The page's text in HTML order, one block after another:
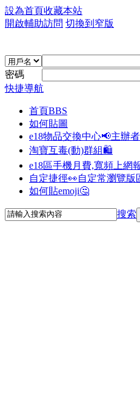
設為首頁收藏本站
開啟輔助訪問 切換到窄版
密碼
快捷導航
首頁BBS
如何貼圖
e18物品交換中心📢主辦
淘寶互毒(動)群組🛍️
e18區手機月費,寬頻上網
自定捷徑👀自定常瀏覽版
如何貼emoji🤔
搜索